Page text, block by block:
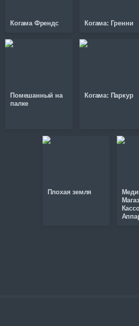
Когама Френдс Когама: Гренни
Помешанный на
палке
Когама: Паркур
Плохая земля